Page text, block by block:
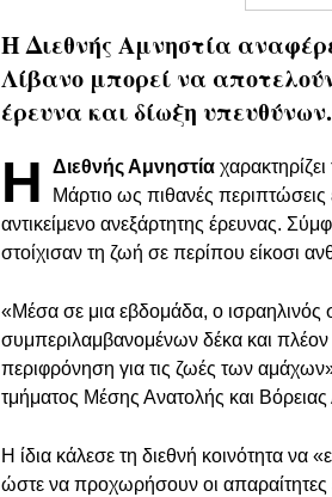
Η Διεθνής Αμνηστία
Λίβανο μπορεί να
έρευνα και δίωξη υπευθύνων.
Η Διεθνής Αμνηστία
Μάρτιο ως πιθανές περιπτώσεις
αντικείμενο ανεξάρτητης έρευνας.
στοίχισαν τη ζωή σε περίπου είκοσι
«Μέσα σε μια εβδομάδα, ο ισραηλινός
συμπεριλαμβανομένων δέκα και
περιφρόνηση για τις ζωές των
τμήματος Μέσης Ανατολής και
Η ίδια κάλεσε τη διεθνή κοινότητα να
ώστε να προχωρήσουν οι απαραίτητες